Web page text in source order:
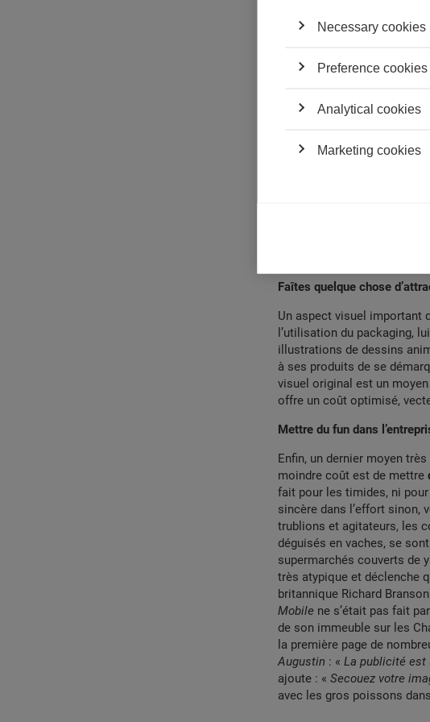
d’e-mailing, newsletters –
campagnes marketing via
communication reflète non
communiquer en temps
Et pourquoi ne pas
médias très coûteux ?
cette source, transformant
–
à de
Faîtes quelque chose
Un aspect visuel important
l’utilisation du packaging,
illustrations de dessins
à ses produits de se
visuel original est un
offre un coût optimisé,
Mettre du fun dans
Enfin, un dernier moyen
moindre coût est de mettre
fait pour les timides, ni
sincère dans l’effort sinon,
trublions et agitateurs, les
déguisés en vaches, se
supermarchés couverts de
très atypique et déclenche
britannique Richard
Mobile ne s’était pas fait
de son immeuble sur les
la première page de
Augustin : « La publicité est
ajoute : « Secouez votre
avec les gros poissons
Necessary cookies
Preference cookies
Analytical cookies
Marketing cookies